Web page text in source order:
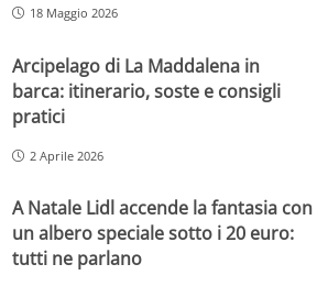
18 Maggio 2026
Arcipelago di La Maddalena in
barca: itinerario, soste e consigli
pratici
2 Aprile 2026
A Natale Lidl accende la fantasia con
un albero speciale sotto i 20 euro:
tutti ne parlano